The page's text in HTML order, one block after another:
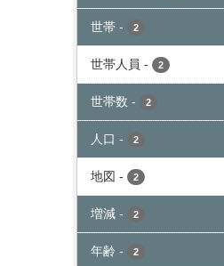
世帯 - 2
世帯人員 - 2
世帯数 - 2
人口 - 2
地図 - 2
増減 - 2
年齢 - 2